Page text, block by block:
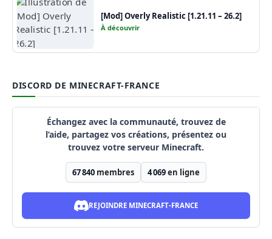
[Mod] Overly Realistic [1.21.11 – 26.2]
À découvrir
DISCORD DE MINECRAFT-FRANCE
Échangez avec la communauté, trouvez de
l’aide, partagez vos créations, présentez ou
trouvez votre serveur Minecraft.
67 840 membres 4 069en ligne
REJOINDRE MINECRAFT-FRANCE